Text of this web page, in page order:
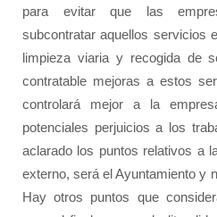
para evitar que las
subcontratar aquellos servicios
limpieza viaria y recogida de
contratable mejoras a estos
controlará mejor a la
potenciales perjuicios a los
aclarado los puntos relativos a
externo, será el Ayuntamiento y
Hay otros puntos que